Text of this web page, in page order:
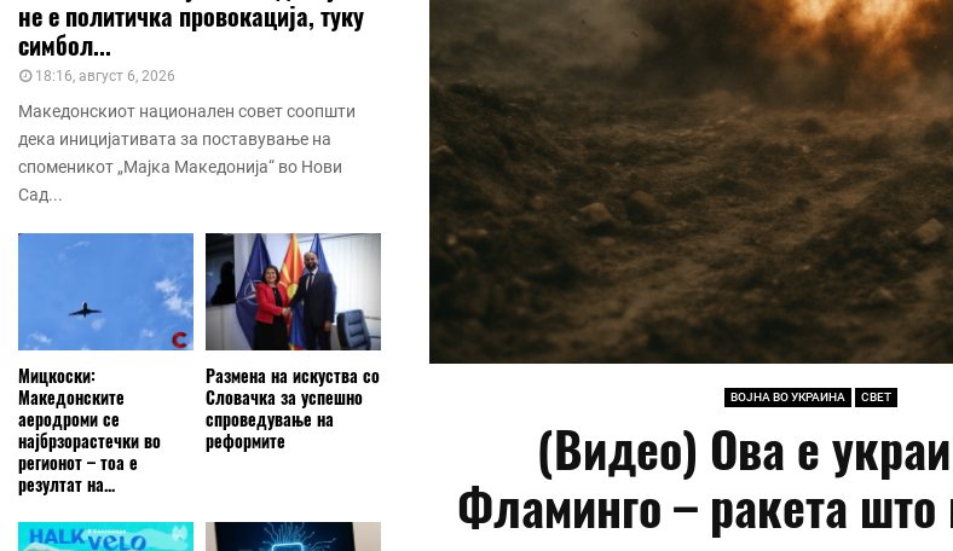
ВОЈНА ВО УКРАИНА СВЕТ
(Видео) Ова е
Фламинго – ракета
не е политичка провокација, туку
симбол...
18:16, август 6, 2026
Македонскиот национален совет соопшти
дека иницијативата за поставување на
споменикот „Мајка Македонија“ во Нови
Сад...
Мицкоски:
Македонските
аеродроми се
најбрзорастечки во
регионот – тоа е
резултат на...
Размена на искуства со
Словачка за успешно
спроведување на
реформите